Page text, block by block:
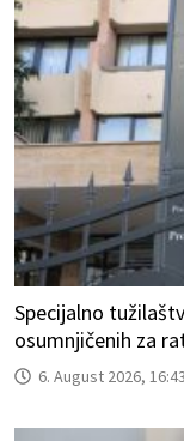
Specijalno
osumnjičenih za
6. August 2026,